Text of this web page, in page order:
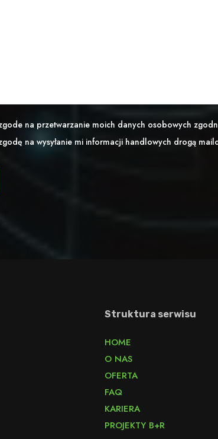
na przetwarzanie moich danych osobowych
na wysyłanie mi informacji handlowych drogą
Struktura serwisu
HOME
O NAS
OFERTA
FAQ
KARIERA
PROJEKTY B+R